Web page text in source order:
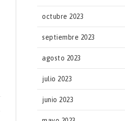
octubre 2023
septiembre 2023
agosto 2023
julio 2023
junio 2023